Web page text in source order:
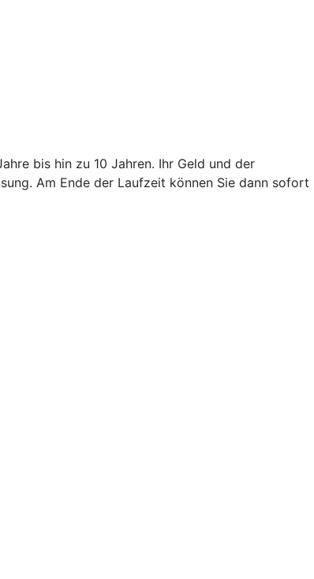
bis hin zu 10 Jahren. Ihr Geld und der
Am Ende der Laufzeit können Sie dann sofort